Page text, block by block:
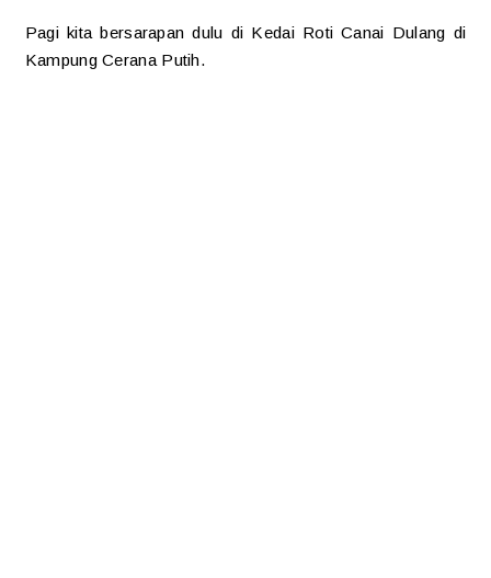
Pagi kita bersarapan dulu di Kedai Roti Canai Dulang di
Kampung Cerana Putih.